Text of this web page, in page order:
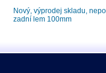
Nový, výprodej skladu,
zadní lem 100mm